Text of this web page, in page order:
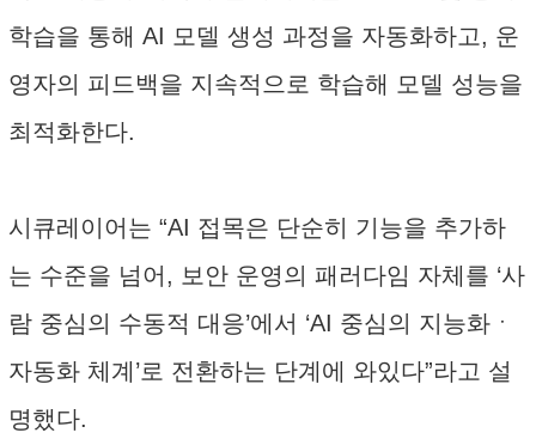
학습을 통해 AI 모델 생성 과정을 자동화하고, 운
영자의 피드백을 지속적으로 학습해 모델 성능을
최적화한다.
시큐레이어는 “AI 접목은 단순히 기능을 추가하
는 수준을 넘어, 보안 운영의 패러다임 자체를 ‘사
람 중심의 수동적 대응’에서 ‘AI 중심의 지능화ㆍ
자동화 체계’로 전환하는 단계에 와있다”라고 설
명했다.